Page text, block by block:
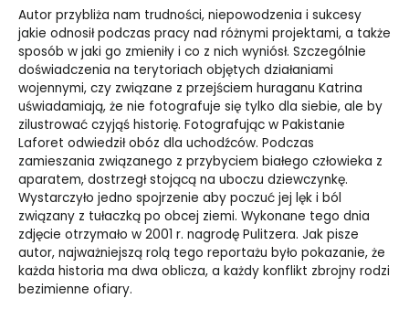
Autor przybliża nam trudności, niepowodzenia i sukcesy
jakie odnosił podczas pracy nad różnymi projektami, a także
sposób w jaki go zmieniły i co z nich wyniósł. Szczególnie
doświadczenia na terytoriach objętych działaniami
wojennymi, czy związane z przejściem huraganu Katrina
uświadamiają, że nie fotografuje się tylko dla siebie, ale by
zilustrować czyjąś historię. Fotografując w Pakistanie
Laforet odwiedził obóz dla uchodźców. Podczas
zamieszania związanego z przybyciem białego człowieka z
aparatem, dostrzegł stojącą na uboczu dziewczynkę.
Wystarczyło jedno spojrzenie aby poczuć jej lęk i ból
związany z tułaczką po obcej ziemi. Wykonane tego dnia
zdjęcie otrzymało w 2001 r. nagrodę Pulitzera. Jak pisze
autor, najważniejszą rolą tego reportażu było pokazanie, że
każda historia ma dwa oblicza, a każdy konflikt zbrojny rodzi
bezimienne ofiary.